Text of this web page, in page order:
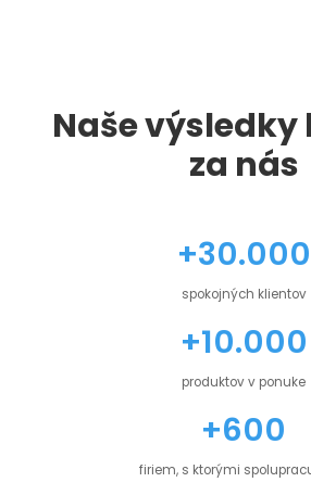
Naše výsledky
za nás
+30.000
spokojných klientov
+10.000
produktov v ponuke
+600
firiem, s ktorými